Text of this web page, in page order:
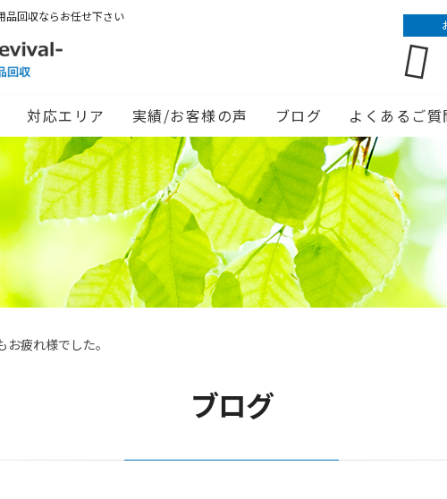
品回収ならお任せ下さい
対応エリア 実績/お客様の声 ブログ よくあるご質
お疲れ様でした。
ブログ